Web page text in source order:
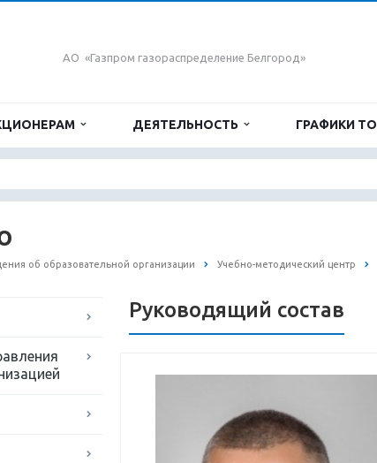
АО «Газпром газораспределение Белгород»
ДЕЯТЕЛЬНОСТЬ ГРАФИКИ ТО
об образовательной организации Учебно-методический центр
Руководящий состав